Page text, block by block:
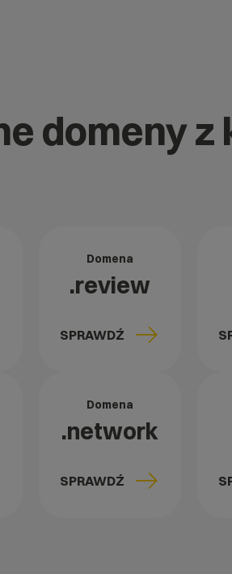
domeny
Domena
.review
SPRAWDŹ
Domena
.network
SPRAWDŹ